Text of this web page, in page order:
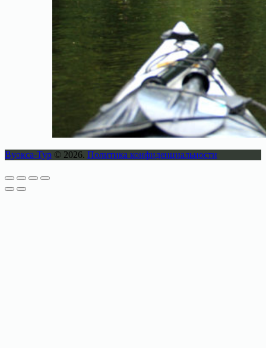
Вуокса-Тур © 2026. Политика конфиденциальности